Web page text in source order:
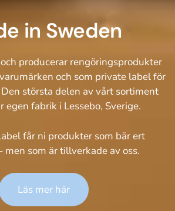
in Sweden
producerar rengöringsprodukter
och som private label för
största delen av vårt sortiment
egen fabrik i Lessebo, Sverige.
får ni produkter som bär ert
men som är tillverkade av oss.
Läs mer här